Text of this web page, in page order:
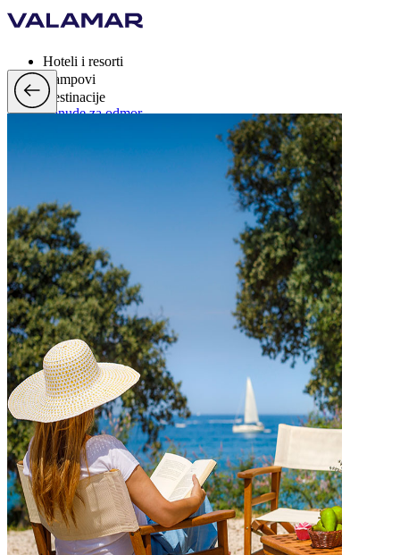
Hoteli i resorti
Kampovi
Destinacije
Ponude za odmor
hr, EUR